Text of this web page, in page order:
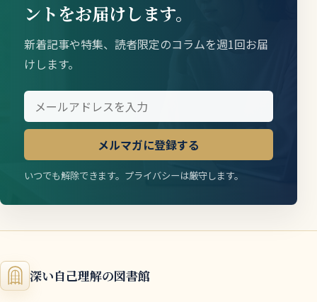
ントをお届けします。
新着記事や特集、読者限定のコラムを週1回お届
けします。
メルマガに登録する
いつでも解除できます。プライバシーは厳守します。
深い自己理解の図書館